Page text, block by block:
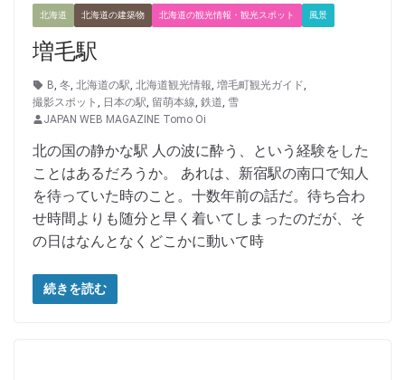
北海道 北海道の建築物 北海道の観光情報・観光スポット 風景
増毛駅
B 冬 北海道の駅 北海道観光情報 増毛町観光ガイド
撮影スポット
日本の駅 留萌本線 鉄道 雪
JAPAN WEB MAGAZINE Tomo Oi
北の国の静かな駅 人の波に酔う、という経験をした
ことはあるだろうか。 あれは、新宿駅の南口で知人
を待っていた時のこと。十数年前の話だ。待ち合わ
せ時間よりも随分と早く着いてしまったのだが、そ
の日はなんとなくどこかに動いて時
続きを読む